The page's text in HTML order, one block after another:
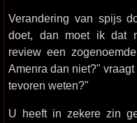
Verandering van spijs
doet, dan moet ik dat
review een
Amenra dan niet?"
tevoren weten?"
U heeft in zekere zin